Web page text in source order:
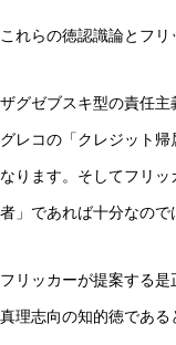
これらの徳認識論とフ
ザグゼブスキ型の責任
グレコの「クレジット
なります。そしてフリ
者」であれば十分なの
フリッカーが提案する
真理志向の知的徳であ